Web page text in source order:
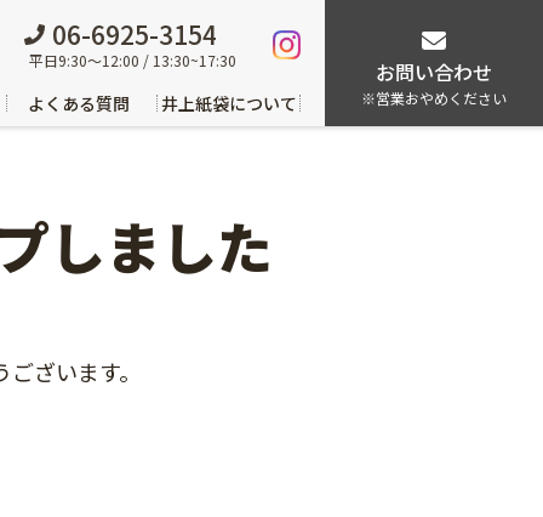
お問い合わせ
※営業おやめください
06-6925-3154
平日9:30～12:00 / 13:30~17:30
よくある質問 井上紙袋について
しました
ざいます。